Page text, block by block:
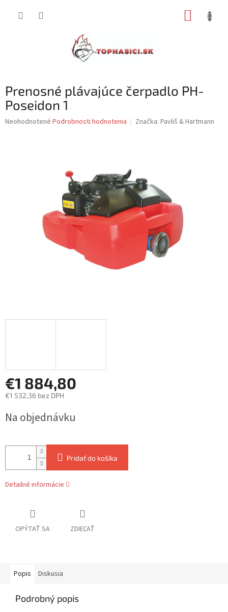
Prenosné plávajúce čerpadlo PH-
Poseidon 1
Priemerné
Neohodnotené Podrobnosti hodnotenia Značka: Pavliš & Hartmann
€1 884,80
€1 532,36 bez DPH
cena:
Na objednávku
Pridať do košíka
Detailné informácie
OPÝTAŤ SA ZDIEĽAŤ
Popis Diskusia
Podrobný popis